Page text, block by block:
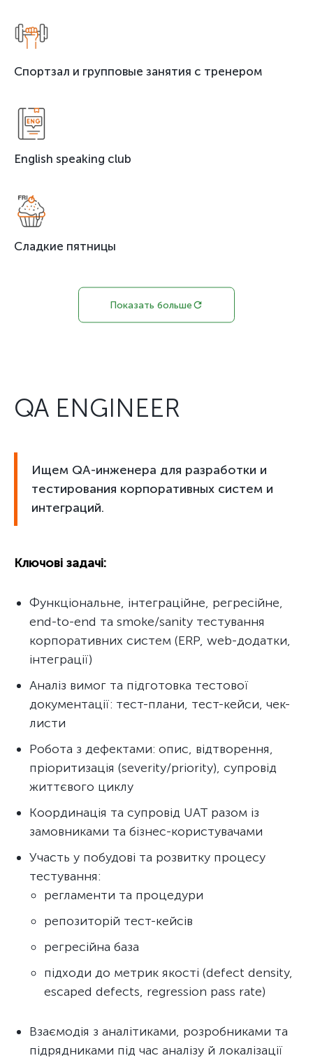
Спортзал и групповые занятия с тренером
English speaking club
Сладкие пятницы
Показать больше
QA ENGINEER
Ищем QA-инженера для разработки и
тестирования корпоративных систем и
интеграций.
Ключові задачі:
Функціональне, інтеграційне, регресійне,
end-to-end та smoke/sanity тестування
корпоративних систем (ERP, web-додатки,
інтеграції)
Аналіз вимог та підготовка тестової
документації: тест-плани, тест-кейси, чек-
листи
Робота з дефектами: опис, відтворення,
пріоритизація (severity/priority), супровід
життєвого циклу
Координація та супровід UAT разом із
замовниками та бізнес-користувачами
Участь у побудові та розвитку процесу
тестування:
регламенти та процедури
репозиторій тест-кейсів
регресійна база
підходи до метрик якості (defect density,
escaped defects, regression pass rate)
Взаємодія з аналітиками, розробниками та
підрядниками під час аналізу й локалізації